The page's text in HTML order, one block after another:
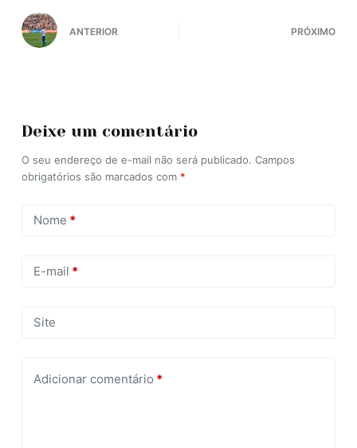
ANTERIOR PRÓXIMO
Deixe um comentário
O seu endereço de e-mail não será publicado. Campos
obrigatórios são marcados com *
Nome *
E-mail *
Site
Adicionar comentário *